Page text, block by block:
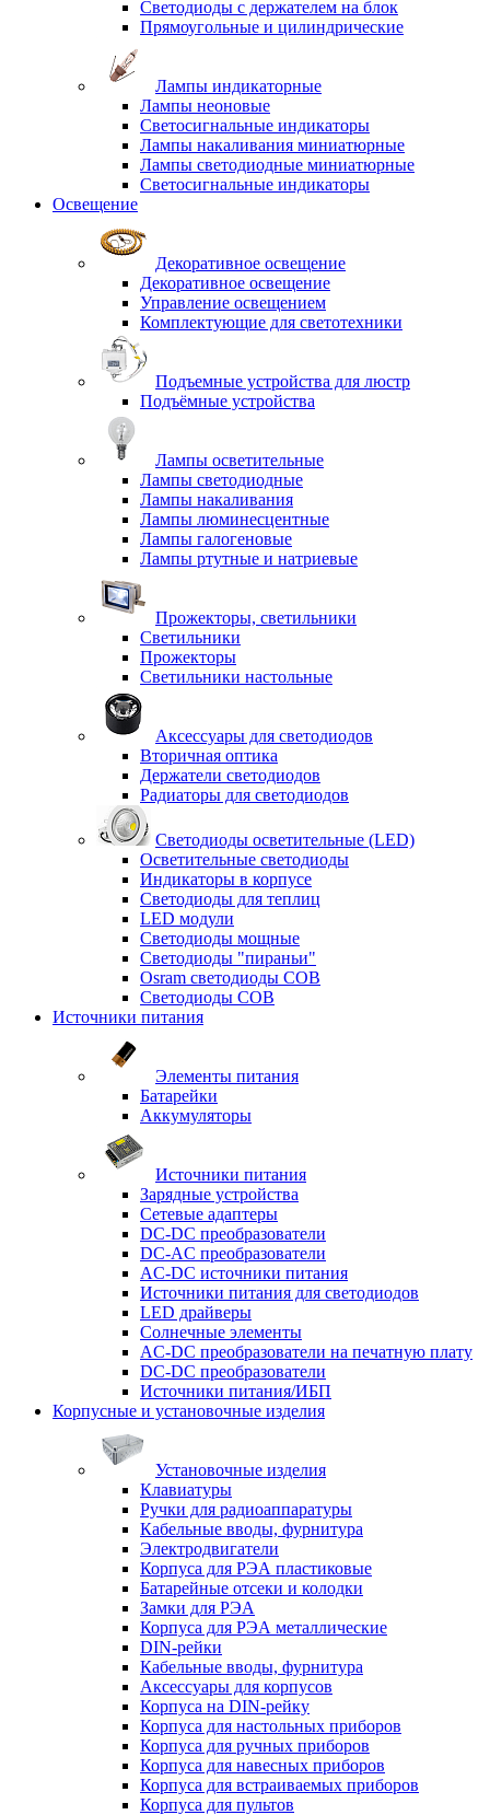
Светодиоды с держателем на блок
Прямоугольные и цилиндрические
Лампы индикаторные
Лампы неоновые
Светосигнальные индикаторы
Лампы накаливания миниатюрные
Лампы светодиодные миниатюрные
Светосигнальные индикаторы
Освещение
Декоративное освещение
Декоративное освещение
Управление освещением
Комплектующие для светотехники
Подъемные устройства для люстр
Подъёмные устройства
Лампы осветительные
Лампы светодиодные
Лампы накаливания
Лампы люминесцентные
Лампы галогеновые
Лампы ртутные и натриевые
Прожекторы, светильники
Светильники
Прожекторы
Светильники настольные
Аксессуары для светодиодов
Вторичная оптика
Держатели светодиодов
Радиаторы для светодиодов
Светодиоды осветительные (LED)
Осветительные светодиоды
Индикаторы в корпусе
Светодиоды для теплиц
LED модули
Светодиоды мощные
Светодиоды "пираньи"
Osram светодиоды COB
Светодиоды COB
Источники питания
Элементы питания
Батарейки
Аккумуляторы
Источники питания
Зарядные устройства
Сетевые адаптеры
DC-DC преобразователи
DC-AC преобразователи
AC-DC источники питания
Источники питания для светодиодов
LED драйверы
Солнечные элементы
AC-DC преобразователи на печатную плату
DC-DC преобразователи
Источники питания/ИБП
Корпусные и установочные изделия
Установочные изделия
Клавиатуры
Ручки для радиоаппаратуры
Кабельные вводы, фурнитура
Электродвигатели
Корпуса для РЭА пластиковые
Батарейные отсеки и колодки
Замки для РЭА
Корпуса для РЭА металлические
DIN-рейки
Кабельные вводы, фурнитура
Аксессуары для корпусов
Корпуса на DIN-рейку
Корпуса для настольных приборов
Корпуса для ручных приборов
Корпуса для навесных приборов
Корпуса для встраиваемых приборов
Корпуса для пультов